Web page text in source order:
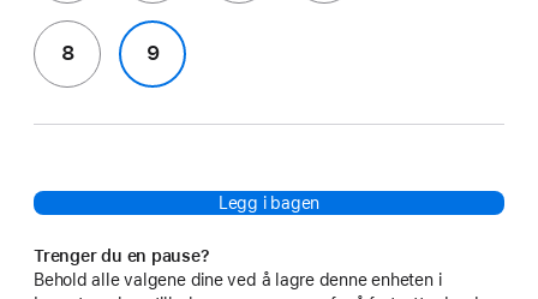
8 9
Legg i bagen
Trenger du en pause?
Behold alle valgene dine ved å lagre denne enheten i